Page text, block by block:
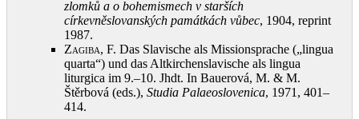
zlomků a o bohemismech v starších
církevněslovanských památkách vůbec, 1904, reprint
1987.
Zagiba, F. Das Slavische als Missionsprache („lingua
quarta“) und das Altkirchenslavische als lingua
liturgica im 9.–10. Jhdt. In Bauerová, M. & M.
Štěrbová (eds.), Studia Palaeoslovenica, 1971, 401–
414.